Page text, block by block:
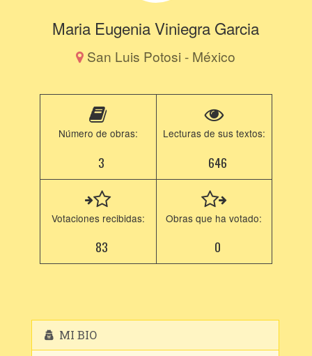
Maria Eugenia Viniegra Garcia
San Luis Potosi - México
Número de obras:
3
Lecturas de sus textos:
646
Votaciones recibidas:
83
Obras que ha votado:
0
MI BIO